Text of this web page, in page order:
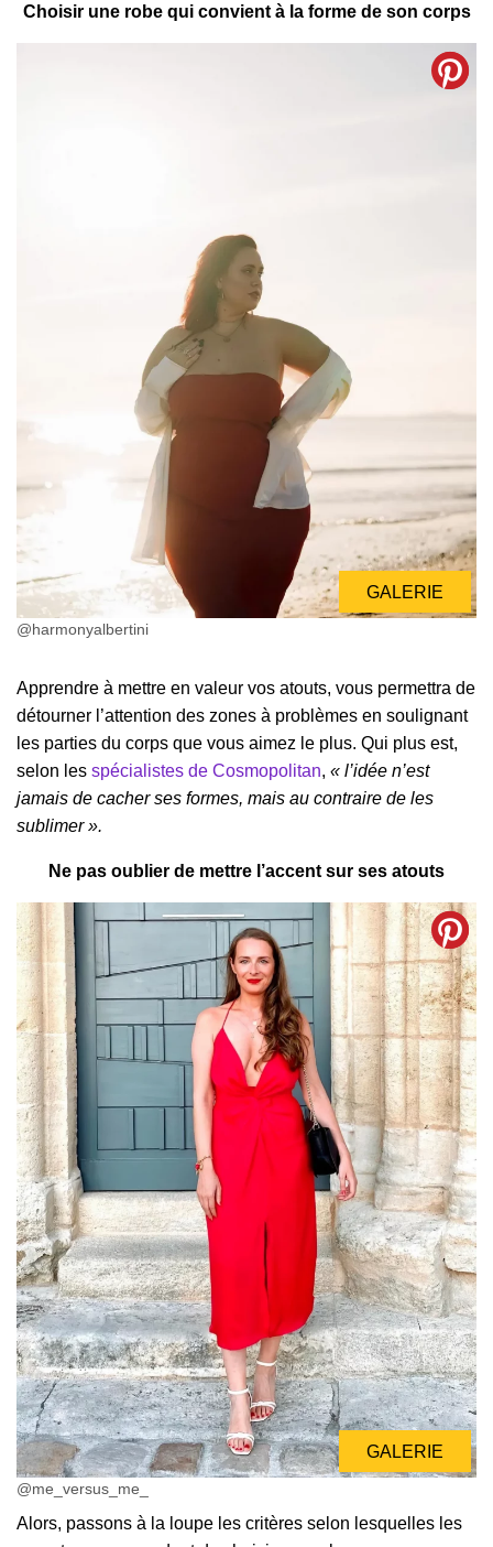
Choisir une robe qui convient à la forme de son corps
@harmonyalbertini
GALERIE
Apprendre à mettre en valeur vos atouts, vous permettra de
détourner l’attention des zones à problèmes en soulignant
les parties du corps que vous aimez le plus. Qui plus est,
selon les spécialistes de Cosmopolitan, « l’idée n’est
jamais de cacher ses formes, mais au contraire de les
sublimer ».
Ne pas oublier de mettre l’accent sur ses atouts
@me_versus_me_
GALERIE
Alors, passons à la loupe les critères selon lesquelles les